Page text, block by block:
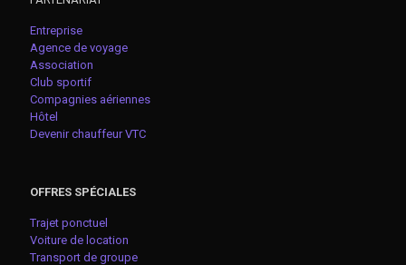
Entreprise
Agence de voyage
Association
Club sportif
Compagnies aériennes
Hôtel
Devenir chauffeur VTC
OFFRES SPÉCIALES
Trajet ponctuel
Voiture de location
Transport de groupe